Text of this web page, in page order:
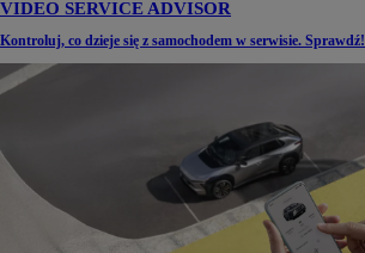
VIDEO SERVICE ADVISOR
Kontroluj, co dzieje się z samochodem w serwisie. Sprawdź!